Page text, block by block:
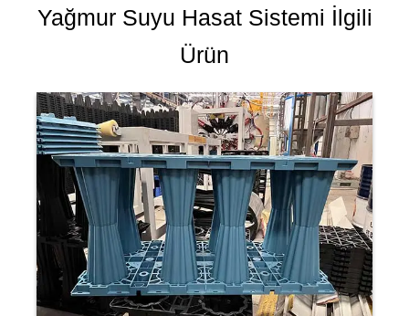
Yağmur Suyu Hasat Sistemi İlgili
Ürün